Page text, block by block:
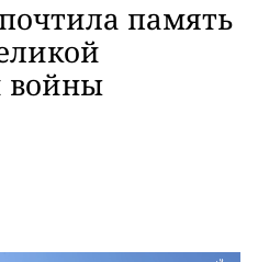
память
войны